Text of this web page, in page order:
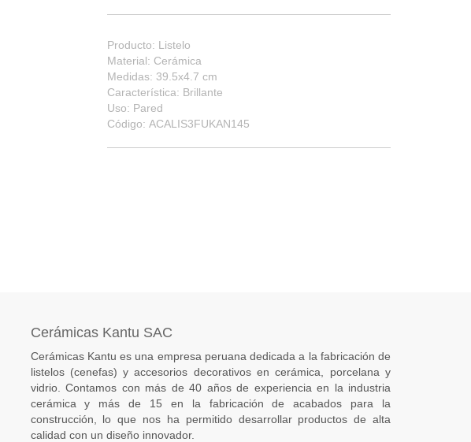
Producto: Listelo
Material: Cerámica
Medidas: 39.5x4.7 cm
Característica: Brillante
Uso: Pared
Código: ACALIS3FUKAN145
Cerámicas Kantu SAC
Cerámicas Kantu es una empresa peruana dedicada a la fabricación de
listelos (cenefas) y accesorios decorativos en cerámica, porcelana y
vidrio. Contamos con más de 40 años de experiencia en la industria
cerámica y más de 15 en la fabricación de acabados para la
construcción, lo que nos ha permitido desarrollar productos de alta
calidad con un diseño innovador.